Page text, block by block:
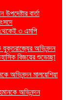
বার্তা
থেকেই ৩ এমপি
যুক্তরাজ্যের অভিনন্দন
বিজয়ের শুভেচ্ছা
অভিনন্দন মালয়েশিয়া
অভিনন্দন